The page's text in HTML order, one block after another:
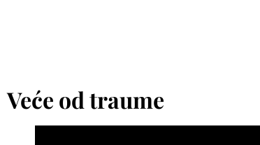
Veće od traume